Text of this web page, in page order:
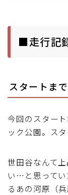
ブルべレポー
■走行記
スタートまで
今回のスター
ック公園。ス
世田谷なんて
い…と思ってい
るあの河原（